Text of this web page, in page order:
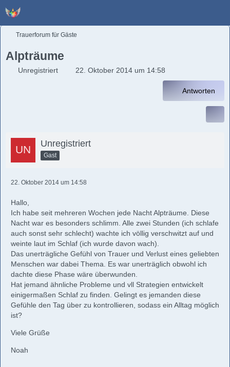
Trauerforum für Gäste
Alpträume
Unregistriert 22. Oktober 2014 um 14:58
Antworten
Unregistriert
Gast
22. Oktober 2014 um 14:58
Hallo,
Ich habe seit mehreren Wochen jede Nacht Alpträume. Diese
Nacht war es besonders schlimm. Alle zwei Stunden (ich schlafe
auch sonst sehr schlecht) wachte ich völlig verschwitzt auf und
weinte laut im Schlaf (ich wurde davon wach).
Das unerträgliche Gefühl von Trauer und Verlust eines geliebten
Menschen war dabei Thema. Es war unerträglich obwohl ich
dachte diese Phase wäre überwunden.
Hat jemand ähnliche Probleme und vll Strategien entwickelt
einigermaßen Schlaf zu finden. Gelingt es jemanden diese
Gefühle den Tag über zu kontrollieren, sodass ein Alltag möglich
ist?
Viele Grüße
Noah